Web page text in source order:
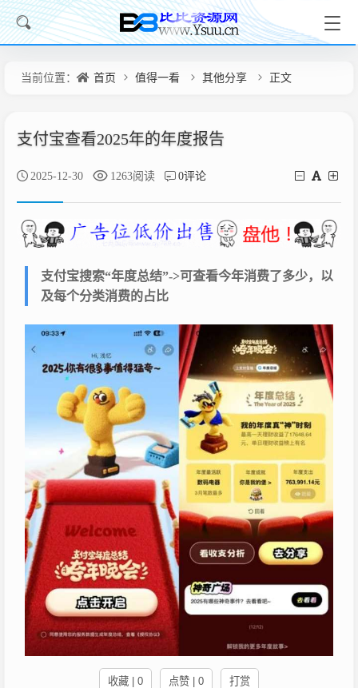
当前位置： 首页 值得一看 其他分享 正文
支付宝查看2025年的年度报告
2025-12-30 1263阅读 0评论
支付宝搜索“年度总结”->可查看今年消费了多少，以
及每个分类消费的占比
收藏 | 0 点赞 | 0 打赏